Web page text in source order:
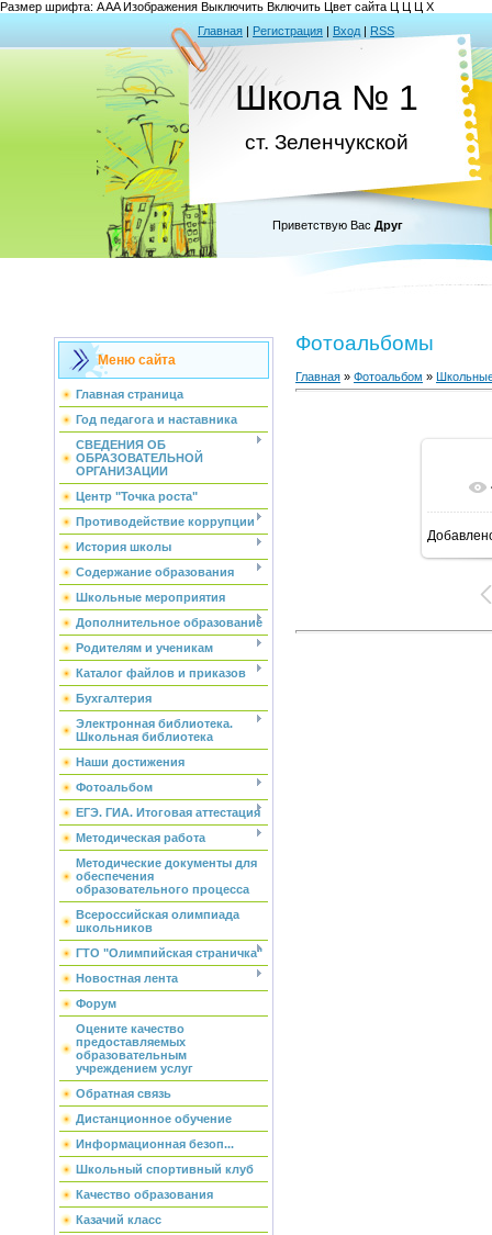
Размер шрифта: AAAИзображения Выключить Включить Цвет сайта Ц Ц Ц Х
Главная | Регистрация | Вход | RSS
Школа № 1
ст. Зеленчукской
Приветствую Вас Друг
Меню сайта
Главная страница
Год педагога и наставника
СВЕДЕНИЯ ОБ
ОБРАЗОВАТЕЛЬНОЙ
ОРГАНИЗАЦИИ
Центр "Точка роста"
Противодействие коррупции
История школы
Содержание образования
Школьные мероприятия
Дополнительное образование
Родителям и ученикам
Каталог файлов и приказов
Бухгалтерия
Электронная библиотека.
Школьная библиотека
Наши достижения
Фотоальбом
ЕГЭ. ГИА. Итоговая аттестация
Методическая работа
Методические документы для
обеспечения
образовательного процесса
Всероссийская олимпиада
школьников
ГТО "Олимпийская страничка"
Новостная лента
Форум
Оцените качество
предоставляемых
образовательным
учреждением услуг
Обратная связь
Дистанционное обучение
Информационная безоп...
Школьный спортивный клуб
Качество образования
Казачий класс
Фотоальбомы
Главная » Фотоальбом »